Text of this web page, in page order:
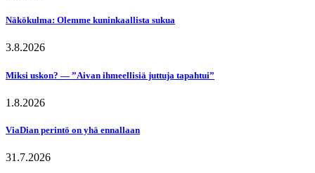
Näkökulma: Olemme kuninkaallista sukua
3.8.2026
Miksi uskon? — ”Aivan ihmeellisiä juttuja tapahtui”
1.8.2026
ViaDian perintö on yhä ennallaan
31.7.2026